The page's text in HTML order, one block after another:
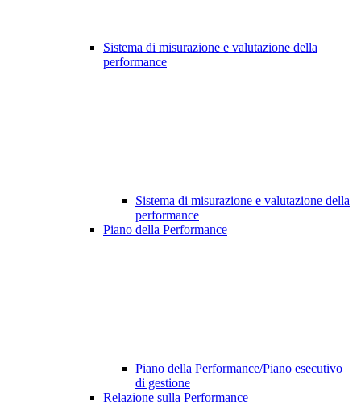
Sistema di misurazione e valutazione della
performance
Sistema di misurazione e valutazione della
performance
Piano della Performance
Piano della Performance/Piano esecutivo
di gestione
Relazione sulla Performance